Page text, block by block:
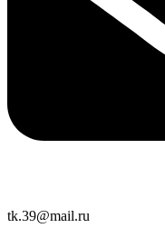
tk.39@mail.ru